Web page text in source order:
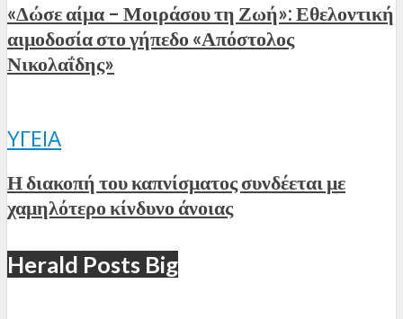
«Δώσε αίμα – Μοιράσου τη Ζωή»: Εθελοντική
αιμοδοσία στο γήπεδο «Απόστολος
Νικολαΐδης»
ΥΓΕΊΑ
Η διακοπή του καπνίσματος συνδέεται με
χαμηλότερο κίνδυνο άνοιας
Herald Posts Big